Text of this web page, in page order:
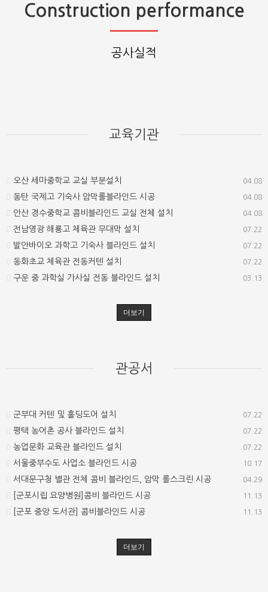
Construction performance
공사실적
교육기관
04.08
오산 세마중학교 교실 부분설치
04.08
동탄 국제고 기숙사 암막롤블라인드 시공
04.08
안산 경수중학교 콤비블라인드 교실 전체 설치
07.22
전남영광 해룡고 체육관 무대막 설치
07.22
발안바이오 과학고 기숙사 블라인드 설치
07.22
동화초교 체육관 전동커텐 설치
03.13
구운 중 과학실 가사실 전동 블라인드 설치
더보기
관공서
07.22
군부대 커텐 및 홀딩도어 설치
07.22
평택 농어촌 공사 블라인드 설치
07.22
농업문화 교육관 블라인드 설치
10.17
서울중부수도 사업소 블라인드 시공
04.29
서대문구청 별관 전체 콤비 블라인드, 암막 롤스크린 시공
11.13
[군포시립 요양병원]콤비 블라인드 시공
11.13
[군포 중앙 도서관] 콤비블라인드 시공
더보기